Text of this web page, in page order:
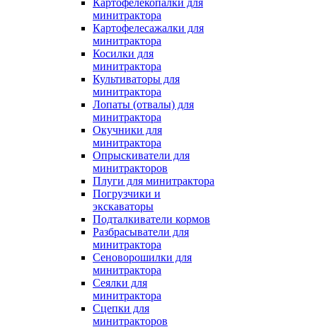
Картофелекопалки для
минитрактора
Картофелесажалки для
минитрактора
Косилки для
минитрактора
Культиваторы для
минитрактора
Лопаты (отвалы) для
минитрактора
Окучники для
минитрактора
Опрыскиватели для
минитракторов
Плуги для минитрактора
Погрузчики и
экскаваторы
Подталкиватели кормов
Разбрасыватели для
минитрактора
Сеноворошилки для
минитрактора
Сеялки для
минитрактора
Сцепки для
минитракторов